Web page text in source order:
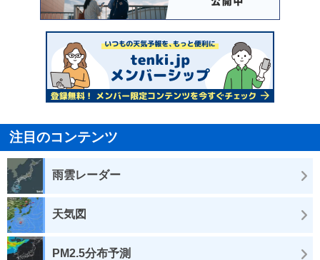
注目のコンテンツ
雨雲レーダー
天気図
PM2.5分布予測